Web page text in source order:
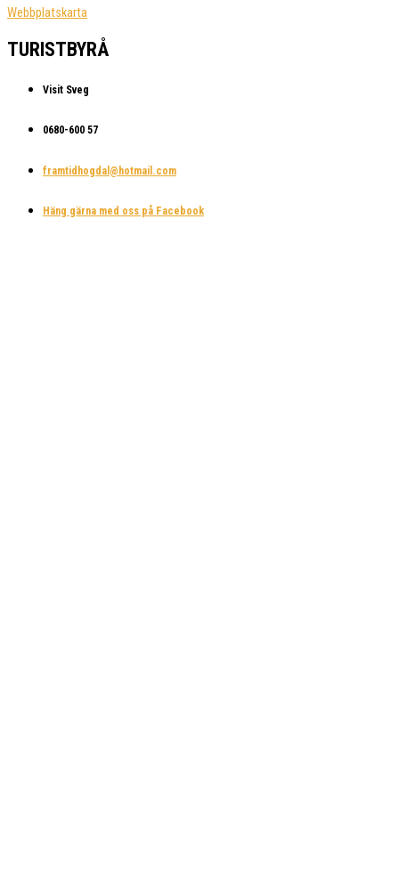
Webbplatskarta
TURISTBYRÅ
Visit Sveg
0680-600 57
framtidhogdal@hotmail.com
Häng gärna med oss på Facebook